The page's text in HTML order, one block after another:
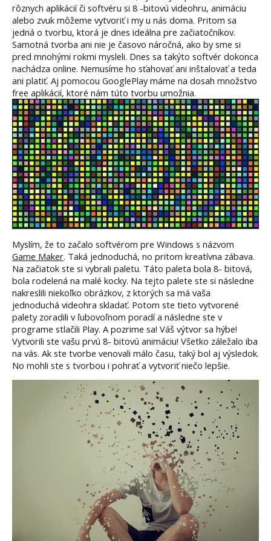
rôznych aplikácií či softvéru si 8 -bitovú videohru, animáciu
alebo zvuk môžeme vytvoriť i my u nás doma. Pritom sa
jedná o tvorbu, ktorá je dnes ideálna pre začiatočníkov.
Samotná tvorba ani nie je časovo náročná, ako by sme si
pred mnohými rokmi mysleli. Dnes sa takýto softvér dokonca
nachádza online. Nemusíme ho sťahovať ani inštalovať a teda
ani platiť. Aj pomocou GooglePlay máme na dosah množstvo
free aplikácií, ktoré nám túto tvorbu umožnia.
Myslím, že to začalo softvérom pre Windows s názvom
Game Maker. Taká jednoduchá, no pritom kreatívna zábava.
Na začiatok ste si vybrali paletu. Táto paleta bola 8- bitová,
bola rodelená na malé kocky. Na tejto palete ste si následne
nakreslili niekoľko obrázkov, z ktorých sa má vaša
jednoduchá videohra skladať. Potom ste tieto vytvorené
palety zoradili v ľubovoľnom poradí a následne ste v
programe stlačili Play. A pozrime sa! Váš výtvor sa hýbe!
Vytvorili ste vašu prvú 8- bitovú animáciu! Všetko záležalo iba
na vás. Ak ste tvorbe venovali málo času, taký bol aj výsledok.
No mohli ste s tvorbou i pohrať a vytvoriť niečo lepšie.